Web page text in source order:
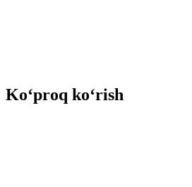
Ko‘proq ko‘rish